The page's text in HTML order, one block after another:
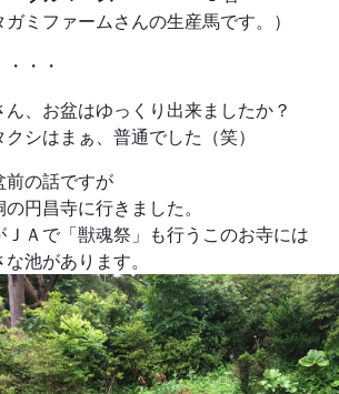
ガミファームさんの生産馬です。）
・・・
ん、お盆はゆっくり出来ましたか？
クシはまぁ、普通でした（笑）
前の話ですが
の円昌寺に行きました。
ＪＡで「獣魂祭」も行うこのお寺には
な池があります。